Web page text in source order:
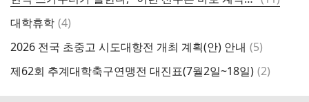
글
대학휴학 댓
(4)
2026 전국 초중고 시도대항전 개최 계획(안) 안내 댓
(5)
제62회 추계대학축구연맹전 대진표(7월2일~18일) 댓
(2)